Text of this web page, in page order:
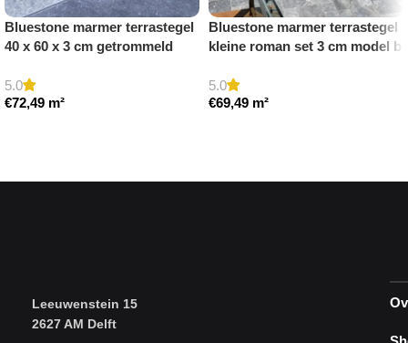
Bluestone marmer terrastegel
40 x 60 x 3 cm getrommeld
5.0
€72,49 m²
Bluestone marmer terrastegel
kleine roman set 3 cm model b
5.0
€69,49 m²
Leeuwenstein 15
2627 AM Delft